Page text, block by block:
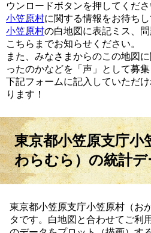
ウンロードボタンを押してくださ
小笠原村に関する情報をお待ちし
小笠原村の白地図に表記ミス、
こちらまでお知らせください。
また、みなさまからのこの地図
ったのかなどを「声」として募集
下記フォームに記入していただ
ります！
東京都小笠原支庁小
わらむら）の統計デ
東京都小笠原支庁小笠原村（お
タです。白地図と合わせてご利